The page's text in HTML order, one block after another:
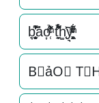
b͎̣̫͈̥̗͒͌̃͑̔̾ͅảo͎̜̓̇ͫ̉͊ͨ͊ t̘̟̼̉̈́͐͋͌̊h͚̖̜̍̃͐y͉̝͖̻̯ͮ̒̂ͮ͋ͫͨ
B⃗ảO⃗